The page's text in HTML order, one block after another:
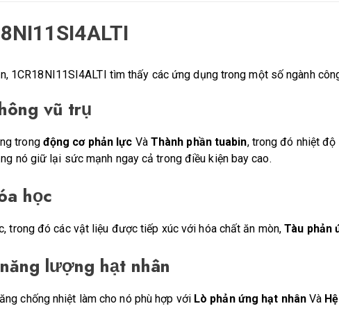
1CR18NI11SI4ALTI tìm thấy các ứng dụng trong một số ngành
vũ trụ
trong động cơ phản lực Và Thành phần tuabin, trong đó nhiệt
nó giữ lại sức mạnh ngay cả trong điều kiện bay cao.
học
trong đó các vật liệu được tiếp xúc với hóa chất ăn mòn,Tàu phản
lượng hạt nhân
chống nhiệt làm cho nó phù hợp với Lò phản ứng hạt nhânVà